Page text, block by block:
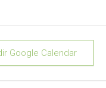
Google Calendar